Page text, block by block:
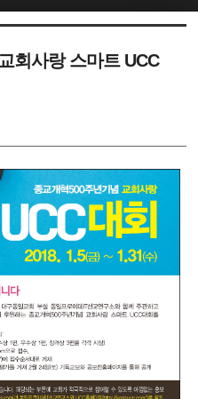
회사랑 스마트 UCC
치북5
치북5